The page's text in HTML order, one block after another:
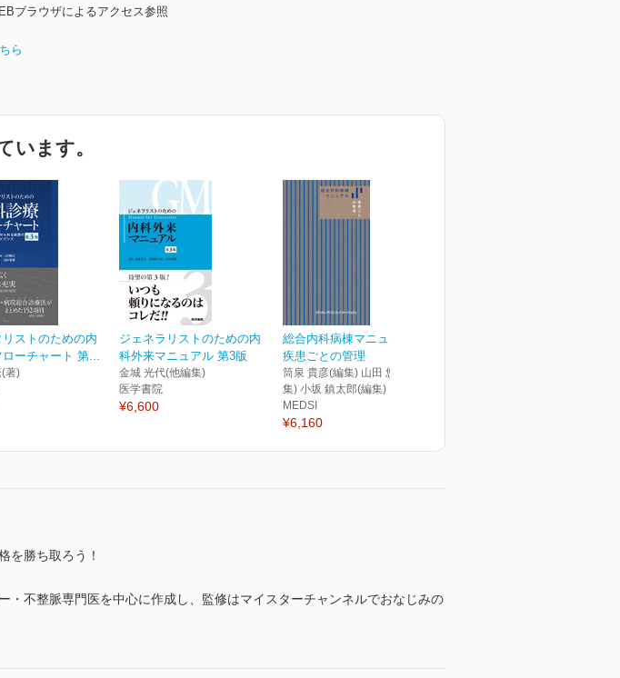
ブラウザによるアクセス参照
ら
います。
ストのための内
ーチャート 第...
著)
ジェネラリストのための内
科外来マニュアル 第3版
金城 光代(他編集)
医学書院
¥6,600
総合内科病棟マニュアル
疾患ごとの管理
筒泉 貴彦(編集) 山田 悠史(編
集) 小坂 鎮太郎(編集)
MEDSI
¥6,160
を勝ち取ろう！
不整脈専門医を中心に作成し、監修はマイスターチャンネルでおなじみの